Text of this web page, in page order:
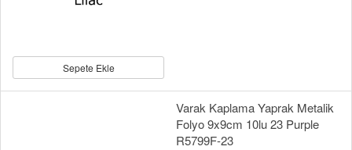
Sepete Ekle
Varak Kaplama Yaprak Metalik
Folyo 9x9cm 10lu 23 Purple
R5799F-23